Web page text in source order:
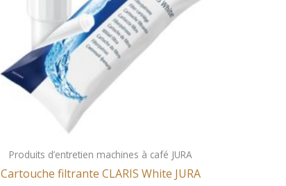
Produits d’entretien machines à café JURA
Cartouche filtrante CLARIS White JURA